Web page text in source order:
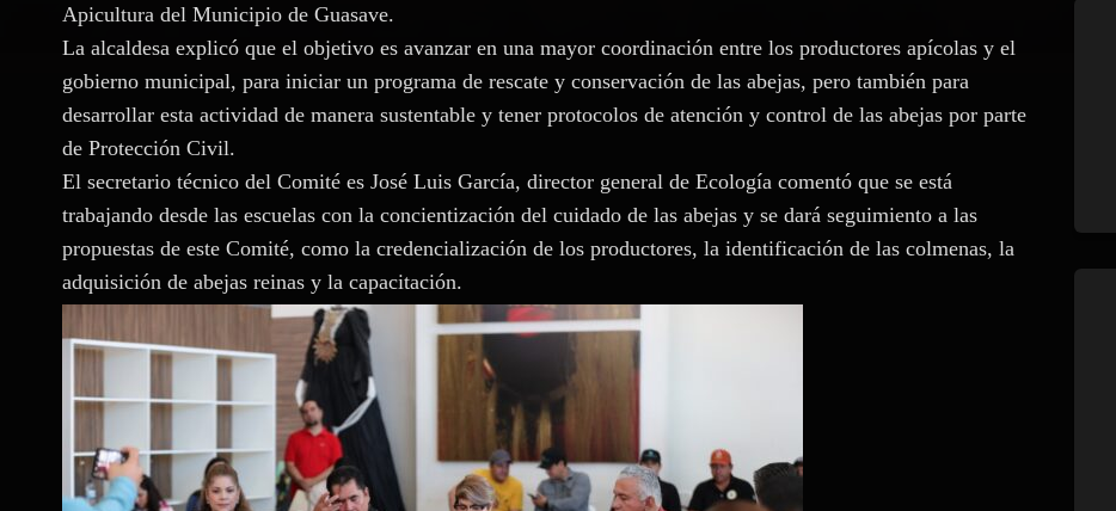
Apicultura del Municipio de Guasave.
La alcaldesa explicó que el objetivo es avanzar en una mayor coordinación entre los productores apícolas y el
gobierno municipal, para iniciar un programa de rescate y conservación de las abejas, pero también para
desarrollar esta actividad de manera sustentable y tener protocolos de atención y control de las abejas por parte
de Protección Civil.
El secretario técnico del Comité es José Luis García, director general de Ecología comentó que se está
trabajando desde las escuelas con la concientización del cuidado de las abejas y se dará seguimiento a las
propuestas de este Comité, como la credencialización de los productores, la identificación de las colmenas, la
adquisición de abejas reinas y la capacitación.